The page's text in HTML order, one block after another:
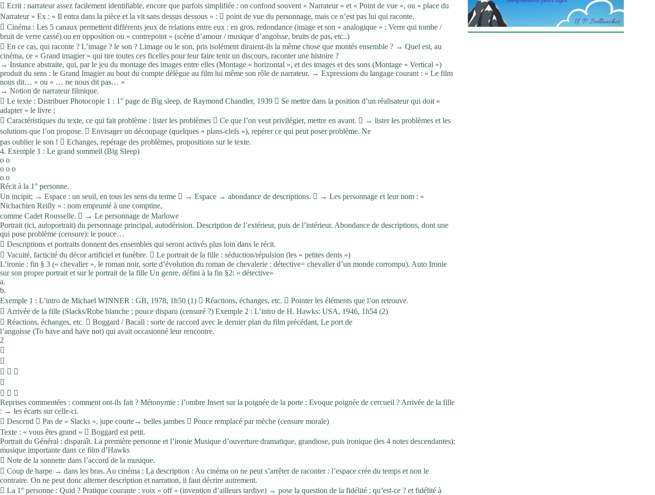
 Ecrit : narrateur assez facilement identifiable, encore que parfois simplifiée : on confond souvent « Narrateur » et « Point de vue », ou « place du
Narrateur » Ex : « Il entra dans la pièce et la vit sans dessus dessous » :  point de vue du personnage, mais ce n’est pas lui qui raconte.
 Cinéma : Les 5 canaux permettent différents jeux de relations entre eux : en gros, redondance (image et son « analogique » : Verre qui tombe /
bruit de verre cassé) ou en opposition ou « contrepoint » (scène d’amour / musique d’angoisse, bruits de pas, etc..)
 En ce cas, qui raconte ? L’image ? le son ? Limage ou le son, pris isolément diraient-ils la même chose que montés ensemble ? → Quel est, au
cinéma, ce « Grand imagier » qui tire toutes ces ficelles pour leur faire tenir un discours, raconter une histoire ?
→ Instance abstraite, qui, par le jeu du montage des images entre elles (Montage « horizontal », et des images et des sons (Montage « Vertical »)
produit du sens : le Grand Imagier au bout du compte délègue au film lui même son rôle de narrateur. → Expressions du langage courant : « Le film
nous dit… » ou « … ne nous dit pas… »
→ Notion de narrateur filmique.
 Le texte : Distribuer Photocopie 1 : 1° page de Big sleep, de Raymond Chandler, 1939  Se mettre dans la position d’un réalisateur qui doit «
adapter » le livre ;
 Caractéristiques du texte, ce qui fait problème : lister les problèmes  Ce que l’on veut privilégier, mettre en avant.  → lister les problèmes et les
solutions que l’on propose.  Envisager un découpage (quelques « plans-clefs »), repérer ce qui peut poser problème. Ne
pas oublier le son !  Echanges, repérage des problèmes, propositions sur le texte.
4. Exemple 1 : Le grand sommeil (Big Sleep)
o o
o o o
o o
Récit à la 1° personne.
Un incipit; → Espace : un seuil, en tous les sens du terme  → Espace → abondance de descriptions.  → Les personnage et leur nom : «
Nichachien Reilly » : nom emprunté à une comptine,
comme Cadet Rousselle.  → Le personnage de Marlowe
Portrait (ici, autoportrait) du personnage principal, autodérision. Description de l’extérieur, puis de l’intérieur. Abondance de descriptions, dont une
qui pose problème (censure): le pouce…
 Descriptions et portraits donnent des ensembles qui seront activés plus loin dans le récit.
 Vacuité, facticité du décor artificiel et funèbre.  Le portrait de la fille : séduction/répulsion (les « petites dents »)
L’ironie : fin § 3 (« chevalier », le roman noir, sorte d’évolution du roman de chevalerie : détective= chevalier d’un monde corrompu). Auto Ironie
sur son propre portrait et sur le portrait de la fille Un genre, défini à la fin §2: « détective»
a.
b.
Exemple 1 : L’intro de Michael WINNER : GB, 1978, 1h50 (1)  Réactions, échanges, etc.  Pointer les éléments que l’on retrouve.
 Arrivée de la fille (Slacks/Robe blanche ; pouce disparu (censuré ?) Exemple 2 : L’intro de H. Hawks: USA, 1946, 1h54 (2)
 Réactions, échanges, etc.  Boggard / Bacall : sorte de raccord avec le dernier plan du film précédant, Le port de
l’angoisse (To have and have not) qui avait occasionné leur rencontre.
2


  

  
Reprises commentées : comment ont-ils fait ? Métonymie : l’ombre Insert sur la poignée de la porte : Evoque poignée de cercueil ? Arrivée de la fille
: → les écarts sur celle-ci.
 Descend  Pas de « Slacks », jupe courte→ belles jambes  Pouce remplacé par mèche (censure morale)
Texte : « vous êtes grand »  Boggard est petit.
Portrait du Général : disparaît. La première personne et l’ironie Musique d’ouverture dramatique, grandiose, puis ironique (les 4 notes descendantes);
musique importante dans ce film d’Hawks
 Note de la sonnette dans l’accord de la musique.
 Coup de harpe → dans les bras. Au cinéma : La description : Au cinéma on ne peut s’arrêter de raconter : l’espace crée du temps et non le
contraire. On ne peut donc alterner description et narration, il faut décrire autrement.
 La 1° personne : Quid ? Pratique courante : voix « off » (invention d’ailleurs tardive) → pose la question de la fidélité : qu’est-ce ? et fidélité à